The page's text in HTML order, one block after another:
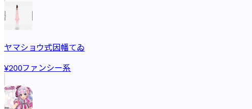
ヤマショウ式因幡てゐ
¥200ファンシー系